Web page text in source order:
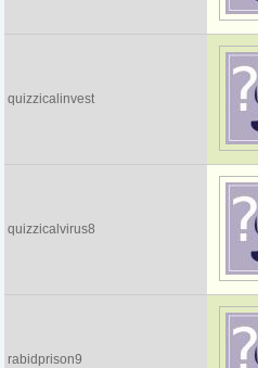
quizzicalinvest
quizzicalvirus8
rabidprison9